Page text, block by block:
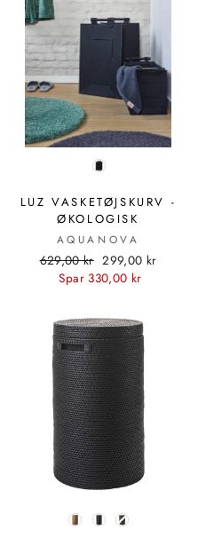
LUZ VASKETØJSKURV -
ØKOLOGISK
AQUANOVA
Standardpris
629,00 kr Udsalgspris
299,00 kr
Spar 330,00 kr